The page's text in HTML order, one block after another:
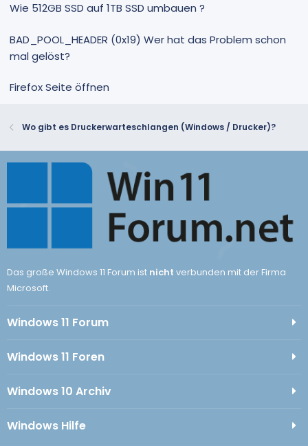
Wie 512GB SSD auf 1TB SSD umbauen ?
BAD_POOL_HEADER (0x19) Wer hat das Problem schon
mal gelöst?
Firefox Seite öffnen
Wo gibt es Druckerwarteschlangen (Windows / Drucker)?
Das große Windows 11 Forum ist nicht verbunden mit der Firma
Microsoft.
Windows 11 Forum
Windows 11 Foren
Windows 10 Archiv
Windows Hilfe